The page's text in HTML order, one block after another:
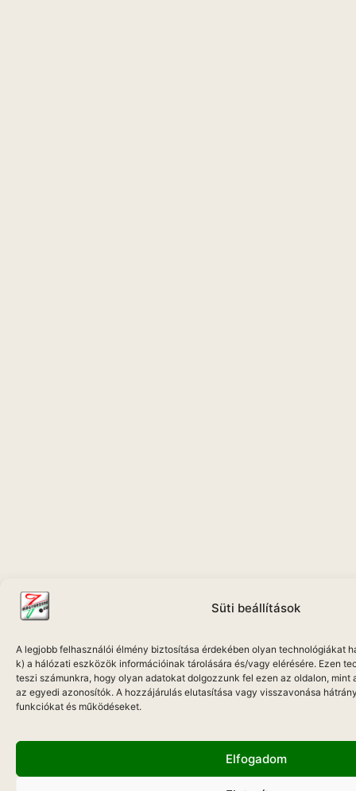
Süti beállítások
A legjobb felhasználói élmény biztosítása érdekében olyan technológiákat
k) a hálózati eszközök információinak tárolására és/vagy elérésére. Ezen
teszi számunkra, hogy olyan adatokat dolgozzunk fel ezen az oldalon, mint
az egyedi azonosítók. A hozzájárulás elutasítása vagy visszavonása
funkciókat és működéseket.
Elfogadom